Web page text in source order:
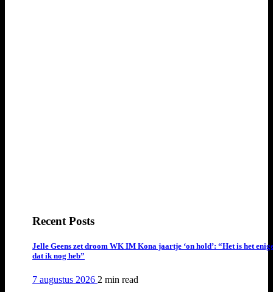
Recent Posts
Jelle Geens zet droom WK IM Kona jaartje ‘on hold’: “Het is het
dat ik nog heb”
7 augustus 2026 2 min read